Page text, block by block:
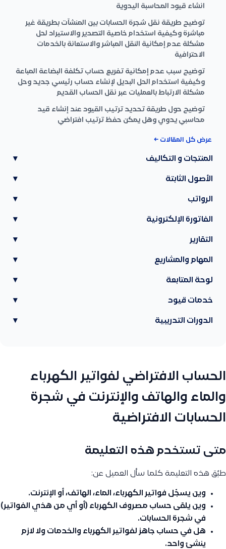
انشاء قيود المحاسبة اليدوية
توضيح طريقة نقل شجرة الحسابات بين المنشآت بطريقة غير
مباشرة وكيفية استخدام خاصية التصدير والاستيراد لحل
مشكلة عدم إمكانية النقل المباشر والاستعانة بالخدمات
الاحترافية
توضيح سبب عدم إمكانية تفريع حساب تكلفة البضاعة المباعة
وكيفية استخدام الحل البديل لإنشاء حساب رئيسي جديد وحل
مشكلة الارتباط بالعمليات عبر نقل الحساب القديم
توضيح حول طريقة تحديد ترتيب القيود عند إنشاء قيد
محاسبي يدوي وهل يمكن حفظ ترتيب افتراضي
عرض كل المقالات ←
المنتجات و التكاليف ▾
الأصول الثابتة ▾
الرواتب ▾
الفاتورة الإلكترونية ▾
التقارير ▾
المهام والمشاريع ▾
لوحة المتابعة ▾
خدمات قيود ▾
الدورات التدريبية ▾
الحساب الافتراضي لفواتير الكهرباء
والماء والهاتف والإنترنت في شجرة
الحسابات الافتراضية
متى تستخدم هذه التعليمة
طبّق هذه التعليمة كلما سأل العميل عن:
وين يسجّل فواتير الكهرباء، الماء، الهاتف، أو الإنترنت.
وين يلقى حساب مصروف الكهرباء (أو أي من هذي الفواتير)
في شجرة الحسابات.
هل في حساب جاهز لفواتير الكهرباء والخدمات ولا لازم
ينشئ واحد.